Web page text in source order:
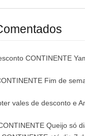
CONTINENTE
Fim de
vales de desconto e
Queijo só